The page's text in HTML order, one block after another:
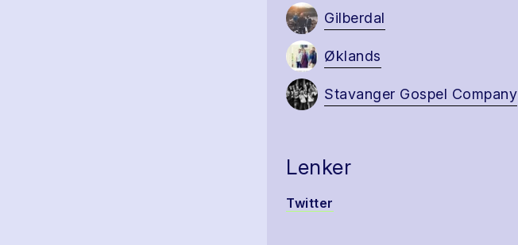
Gilberdal
Øklands
Stavanger Gospel Company
Lenker
Twitter